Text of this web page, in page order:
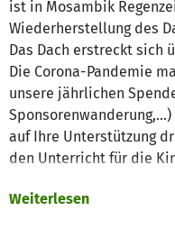
ist in Mosambik
Wiederherstellung des
Das Dach erstreckt sich
Die Corona-Pandemie
unsere jährlichen
auf Ihre Unterstützung
den Unterricht für die
Die Wiederherstellung
Weiterlesen